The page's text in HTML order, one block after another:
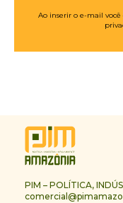
Ao inserir o e-mail
PIM – POLÍTICA,